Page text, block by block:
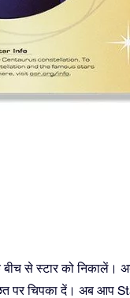
से स्टार को निकालें।
पर चिपका दें। अब आप